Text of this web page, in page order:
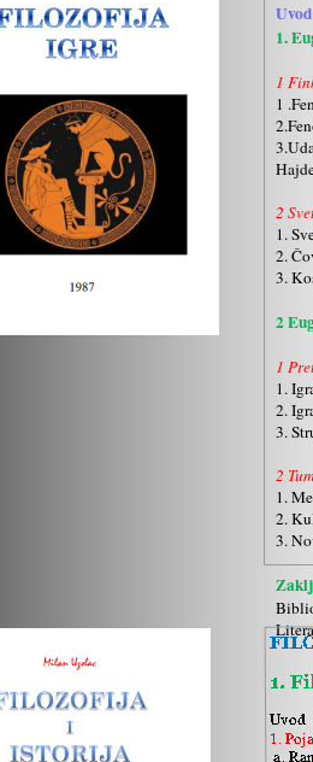
Uvod
1.
1
1
2
1.
2.
3.
2
1
1.
2.
3.
2
1.
2.
3.